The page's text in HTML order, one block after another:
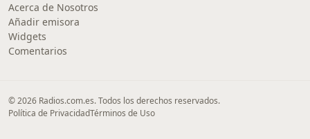
Acerca de Nosotros
Añadir emisora
Widgets
Comentarios
© 2026 Radios.com.es. Todos los derechos reservados.
Política de PrivacidadTérminos de Uso